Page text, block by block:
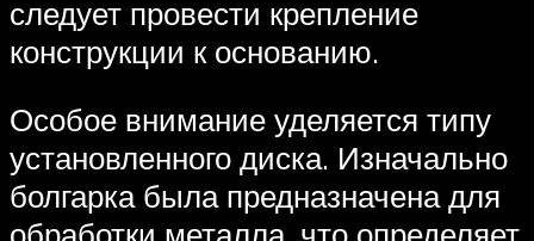
следует провести крепление
конструкции к основанию.
Особое внимание уделяется типу
установленного диска. Изначально
болгарка была предназначена для